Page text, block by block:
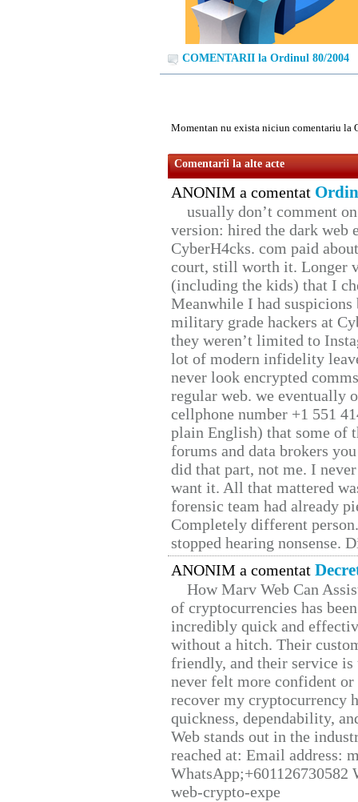
COMENTARII la Ordinul 80/2004
Momentan nu exista niciun comentariu la
Comentarii la alte acte
ANONIM a comentat
usually don’t comment
version: hired the dark web
CyberH4cks. com paid
court, still worth it. Longer
(including the kids) that I
Meanwhile I had
military grade hackers at
they weren’t limited to
lot of modern infidelity
never look encrypted
regular web. we eventually
cellphone number +1 551
plain English) that some of
forums and data brokers
did that part, not me. I
want it. All that mattered
forensic team had already
Completely different
stopped hearing nonsense.
ANONIM a comentat
How Marv Web Can
of cryptocurrencies has
incredibly quick and
without a hitch. Their
friendly, and their service
never felt more confident
recover my cryptocurrency
quickness, dependability,
Web stands out in the
reached at: Email address:
web-crypto-expe